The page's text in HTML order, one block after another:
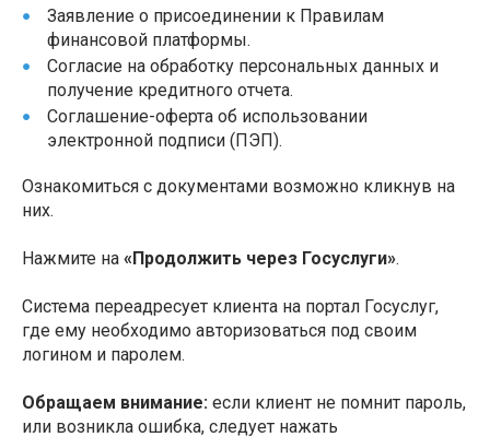
Заявление о присоединении к Правилам
финансовой платформы.
Согласие на обработку персональных данных и
получение кредитного отчета.
Соглашение-оферта об использовании
электронной подписи (ПЭП).
Ознакомиться с документами возможно кликнув на
них.
Нажмите на «Продолжить через Госуслуги».
Система переадресует клиента на портал Госуслуг,
где ему необходимо авторизоваться под своим
логином и паролем.
Обращаем внимание: если клиент не помнит пароль,
или возникла ошибка, следует нажать